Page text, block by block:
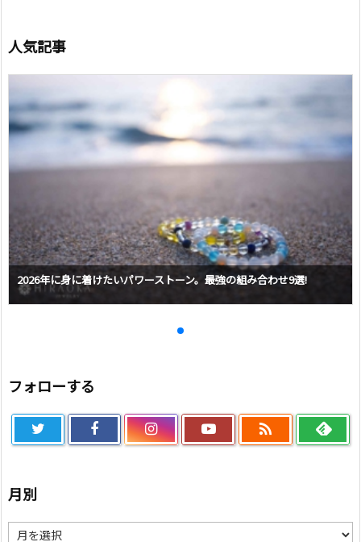
人気記事
2026年に身に着けたいパワーストーン。最強の組み合わせ9選!
フォローする

月別